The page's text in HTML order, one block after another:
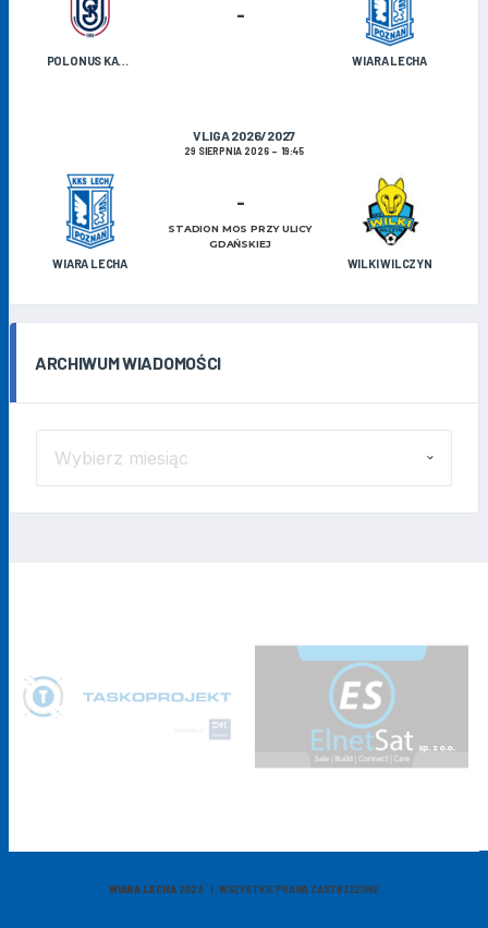
POLONUS KAZIMIERZ BISKUPI WIARA LECHA
-
V LIGA 2026/2027
29 SIERPNIA 2026 19:45
WIARA LECHA WILKI WILCZYN
-
STADION MOS PRZY ULICY
GDAŃSKIEJ
ARCHIWUM WIADOMOŚCI
WIADOMOŚCI
WIARA LECHA 2023 | WSZYSTKIE PRAWA ZASTRZEŻONE